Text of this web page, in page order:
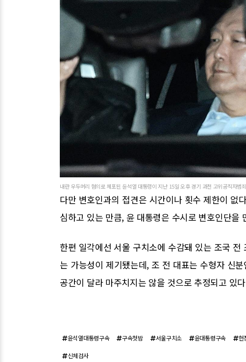
내란 우두머리 혐의로 체포된 윤석열 대통령이 지난 15일 오후 경기 과천 고위공직자
다만 변호인과의 접견은 시간이나 횟수 제한이 없
심하고 있는 만큼, 윤 대통령은 수시로 변호인단을
한편 일각에선 서울 구치소에 수감돼 있는 조국
는 가능성이 제기됐는데, 조 전 대표는 수형자 신
공간이 달라 마주치지는 않을 것으로 추정되고 있
윤석열대통령구속 구속첫밤 서울구치소 윤대통령구속 헌
신체검사